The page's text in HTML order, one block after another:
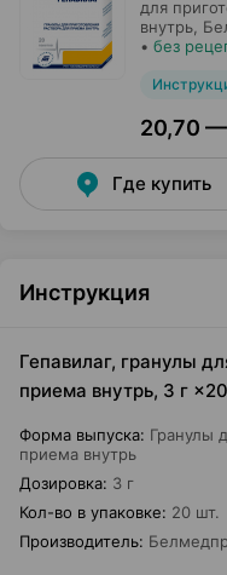
для
внутрь,
• без
20,70 —
Где купить
Инструкция
Гепавилаг, гранулы
приема внутрь, 3 г
Форма выпуска: Гранулы
приема внутрь
Дозировка: 3 г
Кол-во в упаковке: 20 шт.
Производитель: